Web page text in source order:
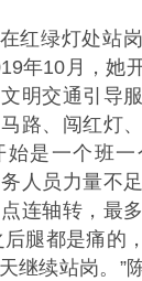
红绿灯处站
年10月，她
明交通引导
路、闯红灯
始是一个班
人员力量不
连轴转，最
后腿都是痛的
继续站岗。”